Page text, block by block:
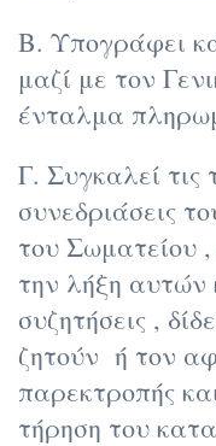
Β. Υπογράφει
μαζί με τον
ένταλμα
Γ. Συγκαλεί τις
συνεδριάσεις
του Σωματείου
την λήξη αυτών
συζητήσεις ,
ζητούν ή τον
παρεκτροπής
τήρηση του